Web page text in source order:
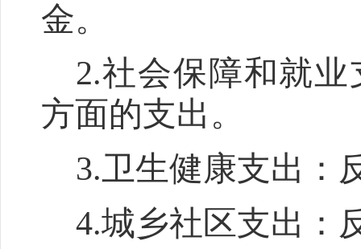
金。
2.社会保障和就业
方面的支出。
3.卫生健康支出 ：
4.城乡社区支出 ：